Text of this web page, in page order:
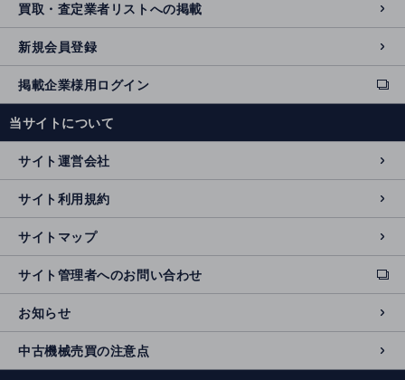
買取・査定業者リストへの掲載
新規会員登録
掲載企業様用ログイン
ext
e
n
al
si
t
e
当サイトについて
サイト運営会社
サイト利用規約
サイトマップ
サイト管理者へのお問い合わせ
ext
e
r
n
al
si
お知らせ
中古機械売買の注意点